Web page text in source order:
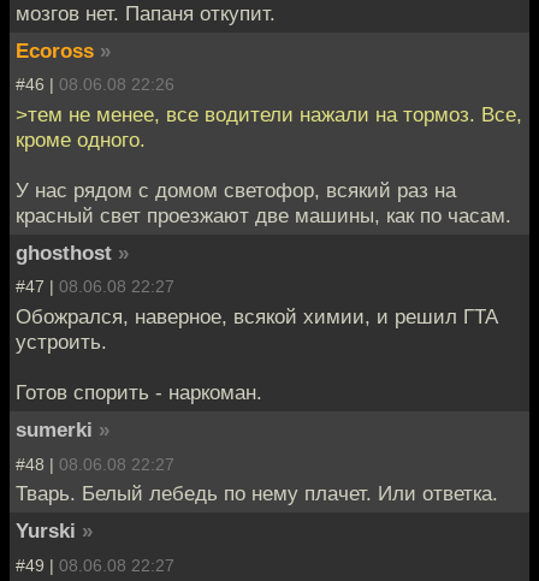
мозгов нет. Папаня откупит.
Ecoross »
#46 | 08.06.08 22:26
>тем не менее, все водители нажали на тормоз. Все,
кроме одного.
У нас рядом с домом светофор, всякий раз на
красный свет проезжают две машины, как по часам.
ghosthost »
#47 | 08.06.08 22:27
Обожрался, наверное, всякой химии, и решил ГТА
устроить.
Готов спорить - наркоман.
sumerki »
#48 | 08.06.08 22:27
Тварь. Белый лебедь по нему плачет. Или ответка.
Yurski »
#49 | 08.06.08 22:27